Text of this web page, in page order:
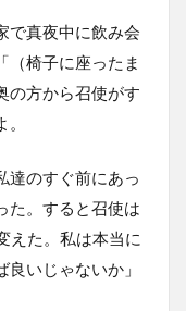
で真夜中に飲み会
（椅子に座ったま
の方から召使がす
達のすぐ前にあっ
た。すると召使は
えた。私は本当に
いじゃないか」